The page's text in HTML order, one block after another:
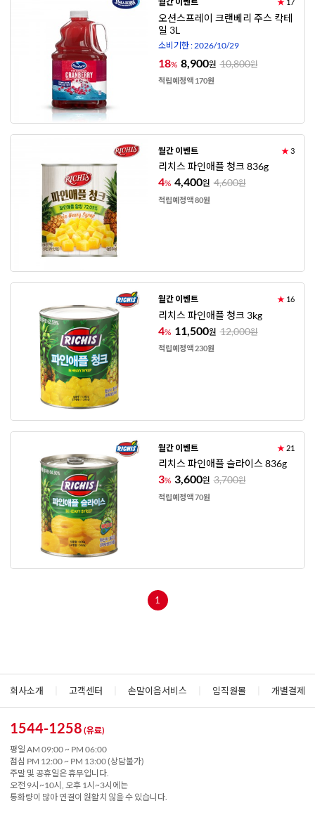
★ 17
오션스프레이 크랜베리 주스 칵테
일 3L
소비기한 : 2026/10/29
18% 8,900원 10,800원
적립예정액 170원
월간 이벤트 ★3
리치스 파인애플 청크 836g
4% 4,400원 4,600원
적립예정액 80원
월간 이벤트 ★ 16
리치스 파인애플 청크 3kg
4% 11,500원 12,000원
적립예정액 230원
월간 이벤트 ★ 21
리치스 파인애플 슬라이스 836g
3% 3,600원 3,700원
적립예정액 70원
1
회사소개 고객센터 손말이음서비스 임직원몰 개별결제
1544-1258 (유료)
평일 AM 09:00 ~ PM 06:00
점심 PM 12:00 ~ PM 13:00 (상담불가)
주말 및 공휴일은 휴무입니다.
오전 9시~10시, 오후 1시~3시에는
통화량이 많아 연결이 원활치 않을 수 있습니다.